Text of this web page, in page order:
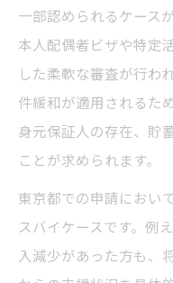
一部認められるケース
本人配偶者ビザや特定
した柔軟な審査が行わ
件緩和が適用されるた
身元保証人の存在、貯
ことが求められます。
東京都での申請におい
スバイケースです。例
入減少があった方も、